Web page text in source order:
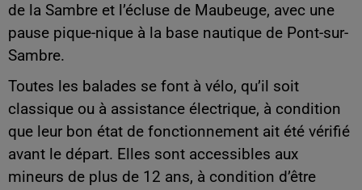
de la Sambre et l’écluse de Maubeuge, avec une
pause pique-nique à la base nautique de Pont-sur-
Sambre.
Toutes les balades se font à vélo, qu’il soit
classique ou à assistance électrique, à condition
que leur bon état de fonctionnement ait été vérifié
avant le départ. Elles sont accessibles aux
mineurs de plus de 12 ans, à condition d’être